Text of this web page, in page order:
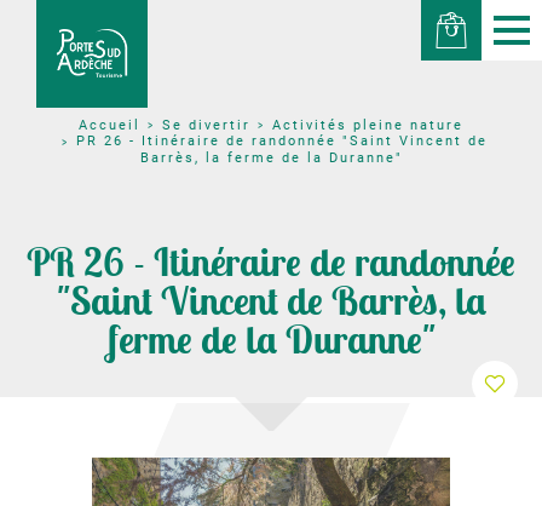
Accueil Se divertir
Activités pleine nature
PR 26 - Itinéraire de randonnée "Saint Vincent de
Barrès, la ferme de la Duranne"
PR 26 - Itinéraire de randonnée
"Saint Vincent de Barrès, la
ferme de la Duranne"